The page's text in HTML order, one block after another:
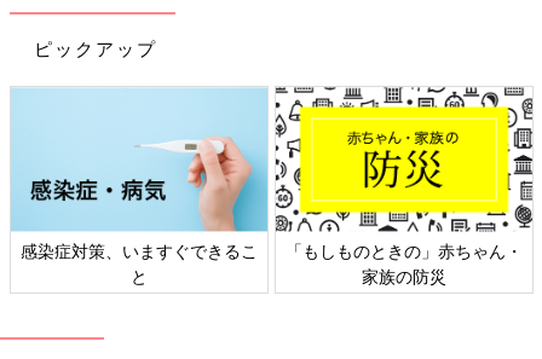
ピックアップ
ゃん・
日本外来小児科学会リーフレッ
六星占術 細木かおりさ